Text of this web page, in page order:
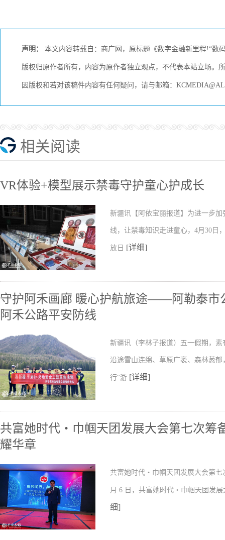
声明： 本文内容转载自：商广网，原标题《数字金融新里程!“数
版权归原作者所有，内容为原作者独立观点，不代表本站立场。
因版权和若对该稿件内容有任何疑问，请与邮箱：
相关阅读
VR体验+模型展示禁毒守护童心护成长
新疆讯【阿依宝丽报道】为进一步
线，让禁毒知识走进童心，4月30日
放日 [详细]
守护阿禾画廊 暖心护航旅途——阿勒泰市
阿禾公路平安防线
新疆讯（李林子报道）五一假期，
沿途雪山连绵、草原广袤、森林葱
行“游 [详细]
共富她时代・巾帼天团发展大会第七次
耀华章
共富她时代・巾帼天团发展大会第
月 6 日，共富她时代・巾帼天团发
细]